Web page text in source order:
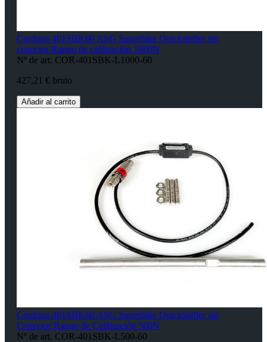
Cordona 401SBK60 ASG Superbike Quickshifter sin
conector Rango de calibración 1000N
Nº de art. COR-401SBK-L1000-60
427,21 € bruto
Añadir al carrito
Cordona 401SBK60 ASG Superbike Quickshifter sin
Conector Rango de Calibración 500N
Nº de art. COR-401SBK-L500-60